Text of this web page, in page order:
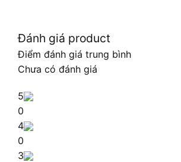
Đánh giá product
Điểm đánh giá trung bình
Chưa có đánh giá
5
0
4
0
3